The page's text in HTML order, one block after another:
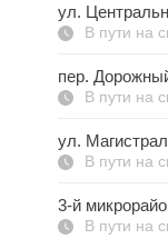
ул.
В пути на
пер.
В пути на
ул.
В пути на
3-й
В пути на